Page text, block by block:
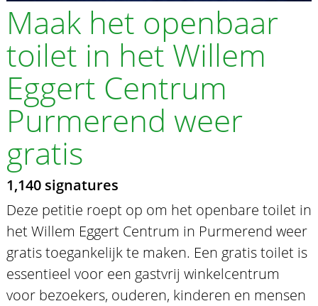
Maak het openbaar
toilet in het Willem
Eggert Centrum
Purmerend weer
gratis
1,140 signatures
Deze petitie roept op om het openbare toilet in
het Willem Eggert Centrum in Purmerend weer
gratis toegankelijk te maken. Een gratis toilet is
essentieel voor een gastvrij winkelcentrum
voor bezoekers, ouderen, kinderen en mensen